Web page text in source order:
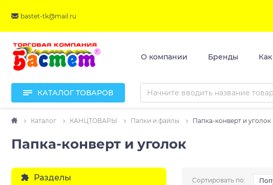
bastet-tk@mail.ru
О компании Бренды
КАТАЛОГ ТОВАРОВ
Каталог КАНЦТОВАРЫ Папки и файлы Папка-конверт и уголок
Папка-конверт и уголок
Разделы Сортировать по: